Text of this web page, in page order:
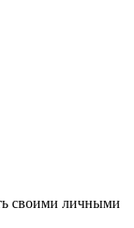
своими личными